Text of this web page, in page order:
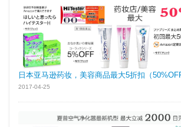
日本亚马逊药妆，美容商品最大5折扣（50%OFF
2017-04-25